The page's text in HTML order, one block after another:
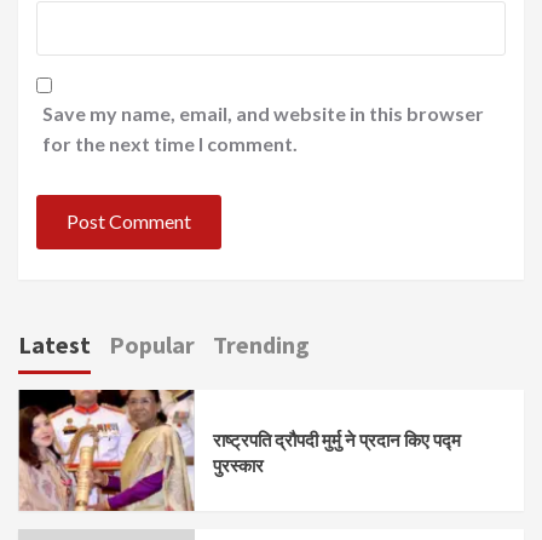
Save my name, email, and website in this browser
for the next time I comment.
Latest Popular Trending
राष्ट्रपति द्रौपदी मुर्मु ने प्रदान किए पद्म
पुरस्कार